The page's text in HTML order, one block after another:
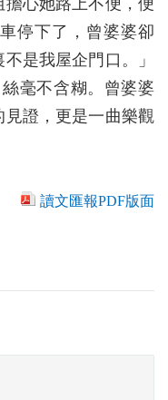
心她路上不便，便
停下了，曾婆婆卻
是我屋企門口。」
毫不含糊。曾婆婆
證，更是一曲樂觀
讀文匯報PDF版面